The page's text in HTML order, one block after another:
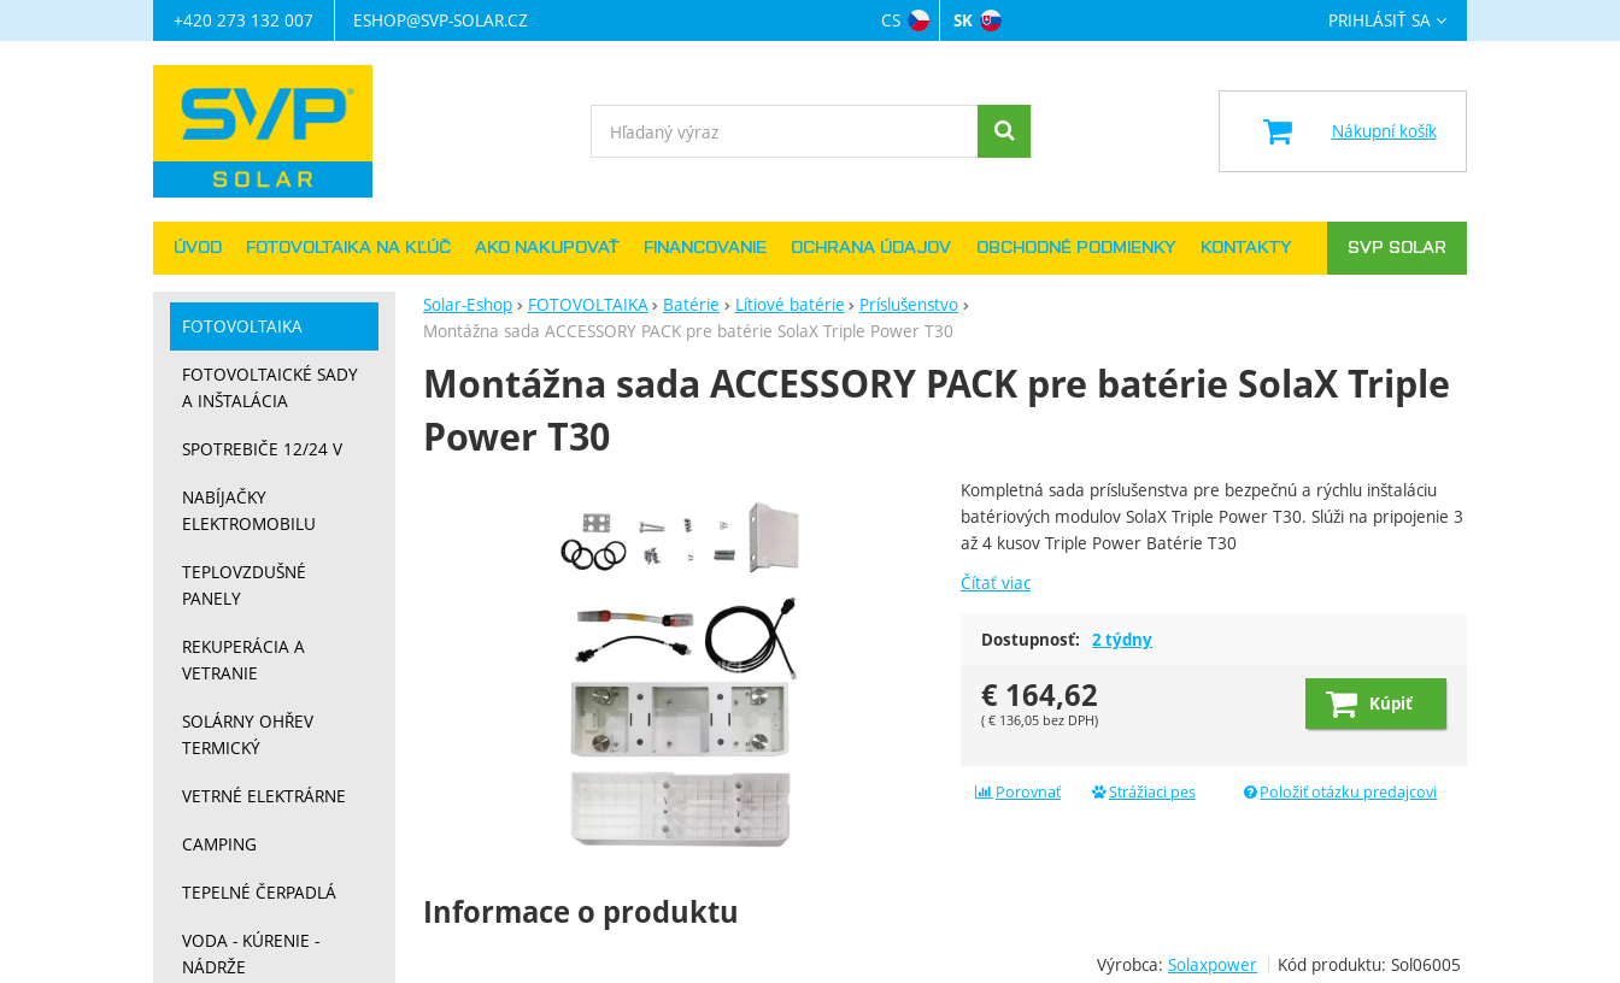
Solar-Eshop FOTOVOLTAIKA Batérie Lítiové batérie
Príslušenstvo
Montážna sada ACCESSORY PACK pre batérie SolaX Triple Power T30
Montážna sada ACCESSORY PACK pre batérie SolaX Triple
Power T30
Kompletná sada príslušenstva pre bezpečnú a rýchlu inštaláciu
batériových modulov SolaX Triple Power T30. Slúži na pripojenie 3
až 4 kusov Triple Power Batérie T30
Čítať viac
Dostupnosť: 2 týdny
€164,62
( €136,05 bez DPH)
Kúpiť
Porovnať Strážiaci pes Položiť otázku predajcovi
Informace o produktu
Výrobca: Solaxpower Kód produktu: Sol06005
FOTOVOLTAIKA
FOTOVOLTAICKÉ SADY
A INŠTALÁCIA
SPOTREBIČE 12/24 V
NABÍJAČKY
ELEKTROMOBILU
TEPLOVZDUŠNÉ
PANELY
REKUPERÁCIA A
VETRANIE
SOLÁRNY OHŘEV
TERMICKÝ
VETRNÉ ELEKTRÁRNE
CAMPING
TEPELNÉ ČERPADLÁ
VODA - KÚRENIE -
NÁDRŽE
Navigácia
+420 273 132 007 ESHOP@SVP-SOLAR.CZ
ÚVOD FOTOVOLTAIKA NA KĽÚČ AKO NAKUPOVAŤ FINANCOVANIE OCHRANA ÚDAJOV OBCHODNÉ PODMIENKY KONTAKTY SVP SOLAR
Jazyková verzia
CS SK PRIHLÁSIŤ SA
Vyhľadávanie Nákupní košík